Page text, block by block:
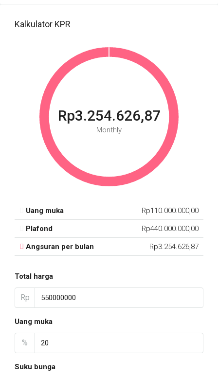
Kalkulator KPR
Rp3.254.626,87
Monthly
Uang muka Rp110.000.000,00
Plafond Rp440.000.000,00
Angsuran per bulan Rp3.254.626,87
Total harga
Rp
Uang muka
%
Suku bunga